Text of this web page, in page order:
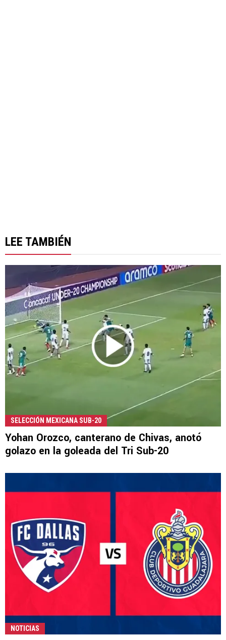
LEE TAMBIÉN
SELECCIÓN MEXICANA SUB-20
Yohan Orozco, canterano de Chivas, anotó
golazo en la goleada del Tri Sub-20
NOTICIAS